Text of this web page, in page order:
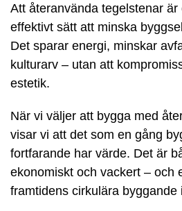
Att återanvända tegelstenar är
effektivt sätt att minska
Det sparar energi, minskar
kulturarv – utan att
estetik.
När vi väljer att bygga med
visar vi att det som en gång
fortfarande har värde. Det är
ekonomiskt och vackert – och
framtidens cirkulära byggande